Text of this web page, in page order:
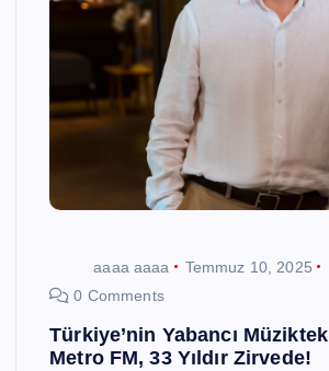
aaaa aaaa
Temmuz 10, 2025
0 Comments
Türkiye’nin Yabancı
Metro FM, 33 Yıldır Zirvede!